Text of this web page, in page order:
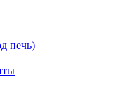
печь)